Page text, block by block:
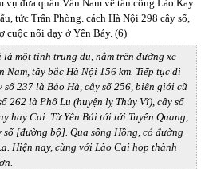
đưa quân Vân Nam về tấn công Lào Kay
tức Trấn Phòng. cách Hà Nội 298 cây số,
cuộc nổi dạy ở Yên Báy. (6)
là một tỉnh trung du, nằm trên đường xe
Nam, tây bắc Hà Nội 156 km. Tiếp tục đi
số 237 là Bảo Hà, cây số 256, biên giới cũ
262 là Phố Lu (huyện lỵ Thủy Vĩ), cây số
hay Cai. Từ Yên Bái tới tới Tuyên Quang,
[đường bộ]. Qua sông Hồng, có đường
Hiện nay, cùng với Lào Cai họp thành